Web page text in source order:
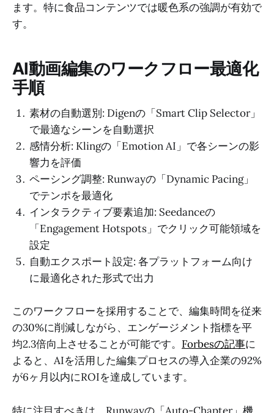
ます。特に食品コンテンツでは暖色系の強調が有効で
す。
AI動画編集のワークフロー最適化
手順
素材の自動選別: Digenの「Smart Clip Selector」
で最適なシーンを自動選択
感情分析: Klingの「Emotion AI」で各シーンの影
響力を評価
ペーシング調整: Runwayの「Dynamic Pacing」
でテンポを最適化
インタラクティブ要素追加: Seedanceの
「Engagement Hotspots」でクリック可能領域を
設定
自動エクスポート設定: 各プラットフォーム向け
に最適化された形式で出力
このワークフローを採用することで、編集時間を従来
の30%に削減しながら、エンゲージメント指標を平
均2.3倍向上させることが可能です。 Forbesの記事に
よると、AIを活用した編集プロセスの導入企業の92%
が6ヶ月以内にROIを達成しています。
特に注目すべきは、Runwayの「Auto-Chapter」機